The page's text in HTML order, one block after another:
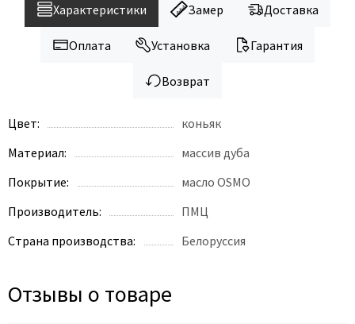
Характеристики Замер Доставка
Оплата Установка Гарантия
Возврат
Цвет:
коньяк
Материал:
массив дуба
Покрытие:
масло OSMO
Производитель:
ПМЦ
Страна производства:
Белоруссия
Отзывы о товаре